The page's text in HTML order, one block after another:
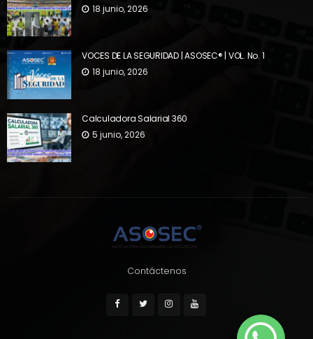
18 junio, 2026
VOCES DE LA SEGURIDAD | ASOSEC® | VOL. No. 1
18 junio, 2026
Calculadora Salarial 360
5 junio, 2026
Contáctenos